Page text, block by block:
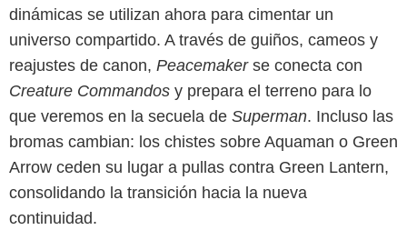
dinámicas se utilizan ahora para cimentar un
universo compartido. A través de guiños, cameos y
reajustes de canon, Peacemakerse conecta con
Creature Commandos y prepara el terreno para lo
que veremos en la secuela de Superman. Incluso las
bromas cambian: los chistes sobre Aquaman o Green
Arrow ceden su lugar a pullas contra Green Lantern,
consolidando la transición hacia la nueva
continuidad.